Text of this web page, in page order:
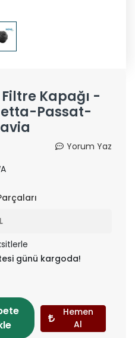
Filtre Kapağı -
Passat-
Yorum Yaz
günü kargoda!
Hemen
Al